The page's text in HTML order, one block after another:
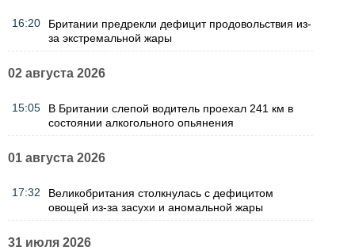
16:20
Британии предрекли дефицит продовольствия из-
за экстремальной жары
02 августа 2026
15:05
В Британии слепой водитель проехал 241 км в
состоянии алкогольного опьянения
01 августа 2026
17:32
Великобритания столкнулась с дефицитом
овощей из-за засухи и аномальной жары
31 июля 2026